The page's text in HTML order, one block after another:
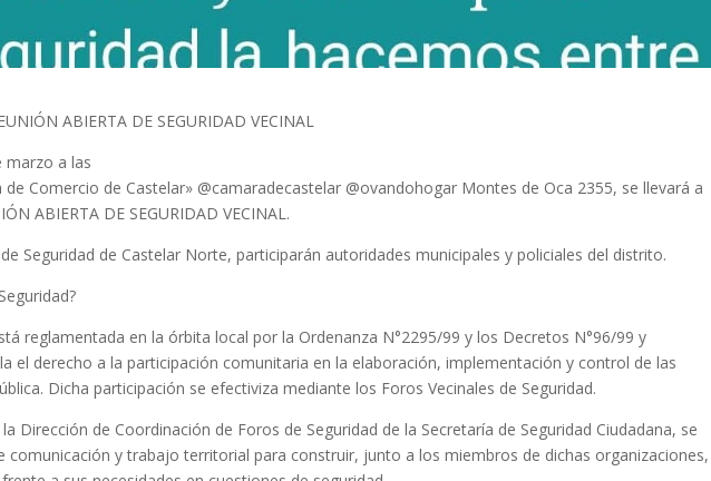
ABIERTA DE SEGURIDAD VECINAL
marzo a las
de Comercio de Castelar» @camaradecastelar @ovandohogar Montes de Oca 2355, se llevará a
ABIERTA DE SEGURIDAD VECINAL.
Seguridad de Castelar Norte, participarán autoridades municipales y policiales del distrito.
reglamentada en la órbita local por la Ordenanza N°2295/99 y los Decretos N°96/99 y
el derecho a la participación comunitaria en la elaboración, implementación y control de las
Dicha participación se efectiviza mediante los Foros Vecinales de Seguridad.
Dirección de Coordinación de Foros de Seguridad de la Secretaría de Seguridad Ciudadana, se
comunicación y trabajo territorial para construir, junto a los miembros de dichas organizaciones,